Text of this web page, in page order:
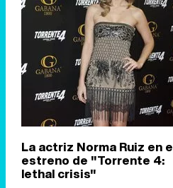
La actriz Norma Ruiz en
estreno de "Torrente 4:
lethal crisis"